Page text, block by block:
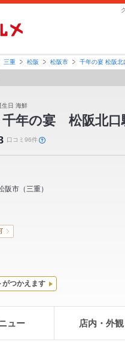
三重 松阪 松阪市 千年の宴 松阪北
生日 海鮮
年の宴 松阪北口
口コミ96件
阪市 （三重）
がつかえます
ュー 店内・外観